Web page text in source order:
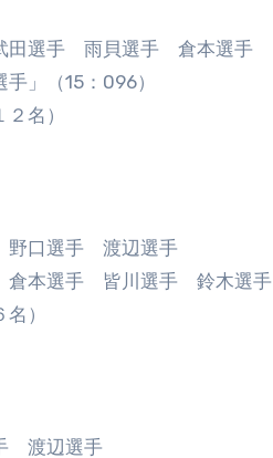
選手 雨貝選手 倉本選手
」（15：096）
名）
口選手 渡辺選手
本選手 皆川選手 鈴木選手
）
渡辺選手